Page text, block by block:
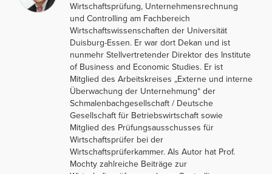
Wirtschaftsprüfung, Unternehmensrechnung
und Controlling am Fachbereich
Wirtschaftswissenschaften der Universität
Duisburg-Essen. Er war dort Dekan und ist
nunmehr Stellvertretender Direktor des Institute
of Business and Economic Studies. Er ist
Mitglied des Arbeitskreises „Externe und interne
Überwachung der Unternehmung“ der
Schmalenbachgesellschaft / Deutsche
Gesellschaft für Betriebswirtschaft sowie
Mitglied des Prüfungsausschusses für
Wirtschaftsprüfer bei der
Wirtschaftsprüferkammer. Als Autor hat Prof.
Mochty zahlreiche Beiträge zur